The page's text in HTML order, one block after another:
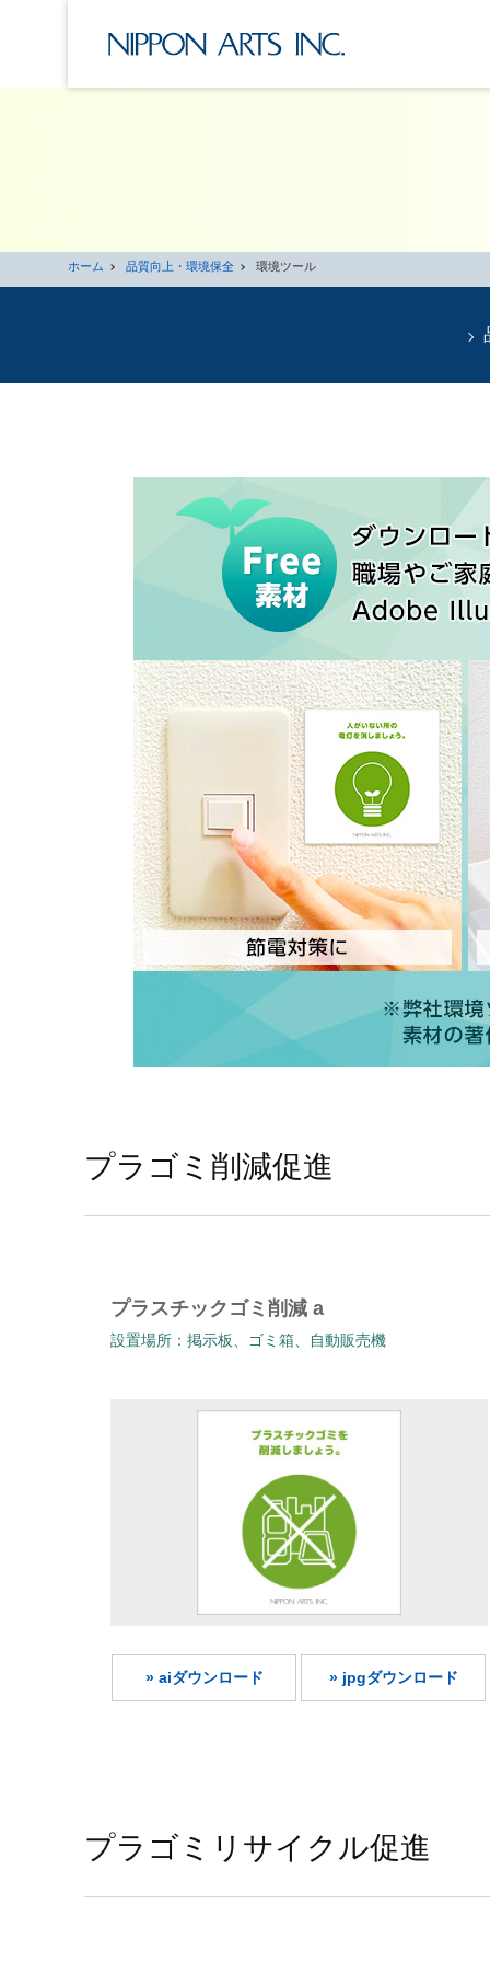
ホーム 品質向上・環境保全 環境ツール
プラゴミ削減促進
プラスチックゴミ削減 a
設置場所：掲示板、ゴミ箱、自動販売機
» aiダウンロード » jpgダウンロード
プラゴミリサイクル促進